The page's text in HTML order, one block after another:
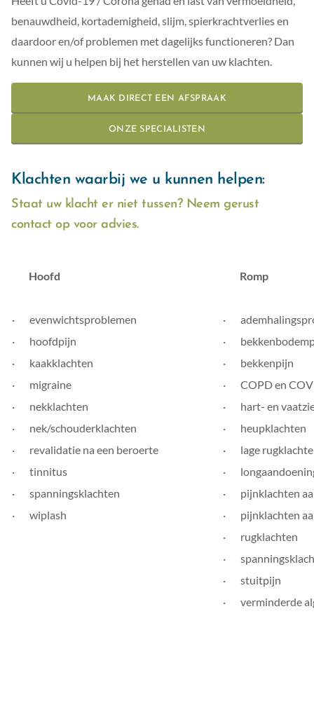
benauwdheid, kortademigheid, slijm, spierkrachtverlies en
daardoor en/of problemen met dagelijks functioneren? Dan
kunnen wij u helpen bij het herstellen van uw klachten.
MAAK DIRECT EEN AFSPRAAK
ONZE SPECIALISTEN
Klachten waarbij we u kunnen helpen:
Staat uw klacht er niet tussen? Neem gerust
contact op voor advies.
Hoofd Romp
· evenwichtsproblemen
·
· hoofdpijn
·
· kaakklachten
· bekkenpijn
· migraine
· COPD en
· nekklachten
· hart- en
· nek/schouderklachten
· heupklachten
· revalidatie na een beroerte
· lage
· tinnitus
·
· spanningsklachten
· pijnklachten
· wiplash
· pijnklachten
· rugklachten
·
· stuitpijn
· verminderde